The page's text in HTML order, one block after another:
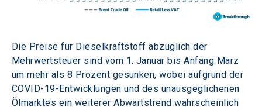
Die Preise für Dieselkraftstoff abzüglich der
Mehrwertsteuer sind vom 1. Januar bis Anfang März
um mehr als 8 Prozent gesunken, wobei aufgrund der
COVID-19-Entwicklungen und des unausgeglichenen
Ölmarktes ein weiterer Abwärtstrend wahrscheinlich